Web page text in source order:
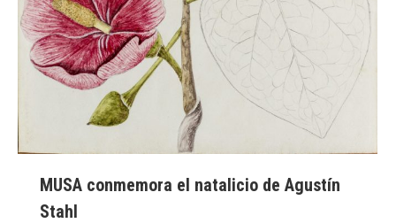
MUSA conmemora el natalicio de Agustín
Stahl